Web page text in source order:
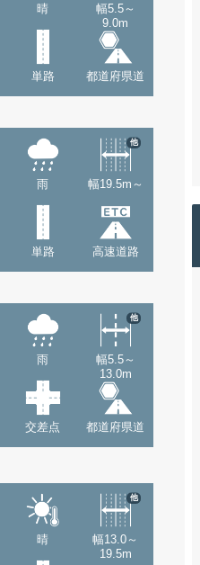
晴
幅5.5～
9.0m
単路 都道府県道
雨 幅19.5m～
他
単路 高速道路
雨
幅5.5～
13.0m
他
交差点 都道府県道
晴
幅13.0～
19.5m
他